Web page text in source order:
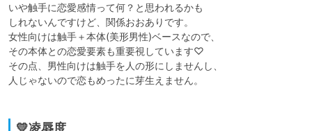
いや触手に恋愛感情って何？と思われるかも
しれないんですけど、関係おおありです。
女性向けは触手＋本体(美形男性)ベースなので、
その本体との恋愛要素も重要視しています♡
その点、男性向けは触手を人の形にしませんし、
人じゃないので恋もめったに芽生えません。
💛凌辱度